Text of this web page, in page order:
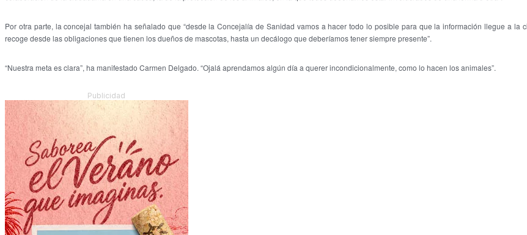
Por otra parte, la concejal también ha señalado que “desde la Concejalía de Sanidad vamos a hacer todo lo posible para que la información llegue a la
recoge desde las obligaciones que tienen los dueños de mascotas, hasta un decálogo que deberíamos tener siempre presente”.
“Nuestra meta es clara”, ha manifestado Carmen Delgado. “Ojalá aprendamos algún día a querer incondicionalmente, como lo hacen los animales”.
Publicidad